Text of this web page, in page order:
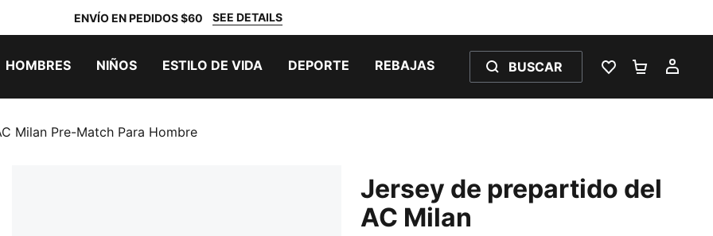
ENVÍO EN PEDIDOS $60 SEE DETAILS
HOMBRES NIÑOS ESTILO DE VIDA DEPORTE REBAJAS BUSCAR
LISTA DE
Milan Pre-Match Para Hombre
Jersey de prepartido del
AC Milan